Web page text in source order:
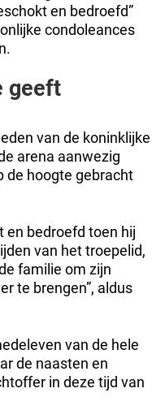
en bedroefd”
condoleances
geeft
van de koninklijke
arena aanwezig
de hoogte gebracht
en bedroefd toen hij
van het troepelid,
familie om zijn
te brengen”, aldus
van de hele
de naasten en
in deze tijd van